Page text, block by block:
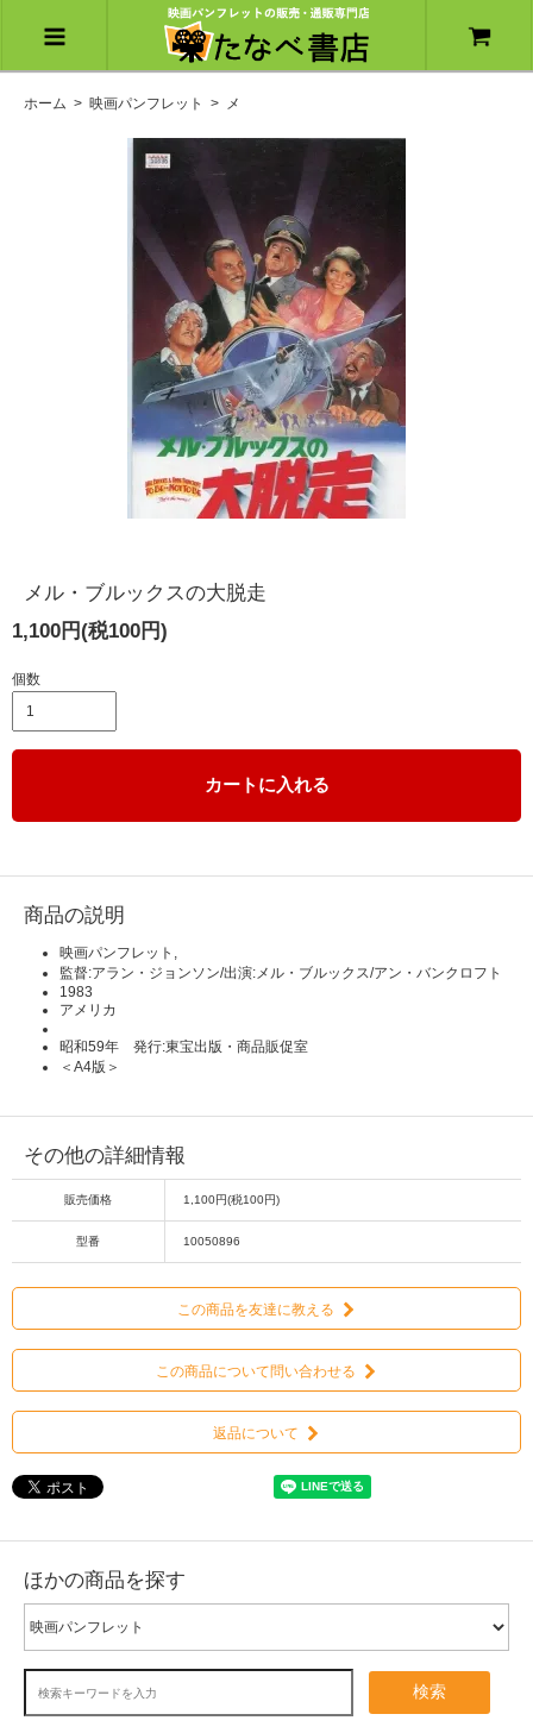
ホーム > 映画パンフレット > メ
メル・ブルックスの大脱走
1,100円(税100円)
個数
カートに入れる
商品の説明
映画パンフレット,
監督:アラン・ジョンソン/出演:メル・ブルックス/アン・バンクロフト
1983
アメリカ
昭和59年 発行:東宝出版・商品販促室
＜A4版＞
その他の詳細情報
販売価格 1,100円(税100円)
型番 10050896
この商品を友達に教える
この商品について問い合わせる
返品について
ほかの商品を探す
検索